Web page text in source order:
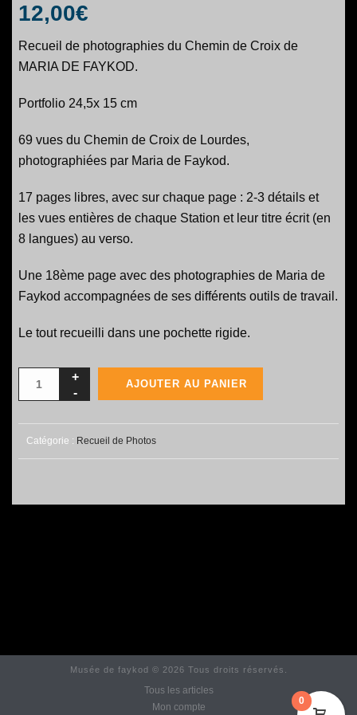
12,00€
Recueil de photographies du Chemin de Croix de
MARIA DE FAYKOD.
Portfolio 24,5x 15 cm
69 vues du Chemin de Croix de Lourdes,
photographiées par Maria de Faykod.
17 pages libres, avec sur chaque page : 2-3 détails et
les vues entières de chaque Station et leur titre écrit (en
8 langues) au verso.
Une 18ème page avec des photographies de Maria de
Faykod accompagnées de ses différents outils de travail.
Le tout recueilli dans une pochette rigide.
AJOUTER AU PANIER
Catégorie : Recueil de Photos
Musée de faykod © 2026 Tous droits réservés.
Tous les articles
Mon compte
0